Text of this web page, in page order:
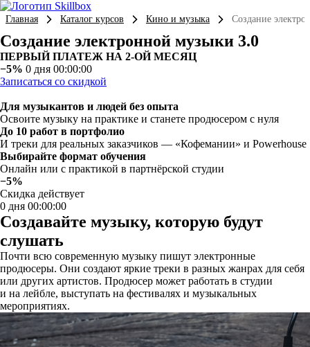
Главная Каталог курсов Кино и музыка Создание
Создание электронной музыки 3.0
ПЕРВЫЙ ПЛАТЕЖ НА 2-ОЙ МЕСЯЦ
−5% 0 дня 00:00:00
Записаться со скидкой
Для музыкантов и людей без опыта
Освоите музыку на практике и станете продюсером с нуля
До 10 работ в портфолио
И треки для реальных заказчиков — «Кофемании» и Powerhouse
Выбирайте формат обучения
Онлайн или с практикой в партнёрской студии
−5%
Скидка действует
0 дня 00:00:00
Создавайте музыку, которую будут
слушать
Почти всю современную музыку пишут электронные
продюсеры. Они создают яркие треки в разных жанрах для себя
или других артистов. Продюсер может работать в студии
и на лейбле, выступать на фестивалях и музыкальных
мероприятиях.